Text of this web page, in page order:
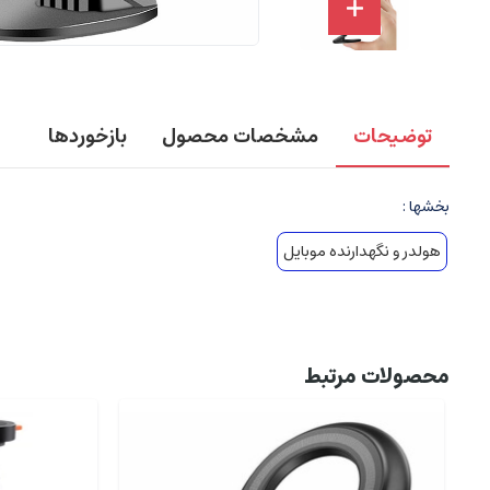
توضیحات مشخصات محصول بازخوردها
بخشها :
هولدر و نگهدارنده موبایل
محصولات مرتبط